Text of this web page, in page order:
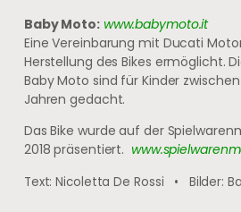
Baby Moto: www.babymoto.it
Eine Vereinbarung mit Ducati
Herstellung des Bikes ermöglicht.
Baby Moto sind für Kinder
Jahren gedacht.
Das Bike wurde auf der
2018 präsentiert.
Text: Nicoletta De Rossi • Bilder: